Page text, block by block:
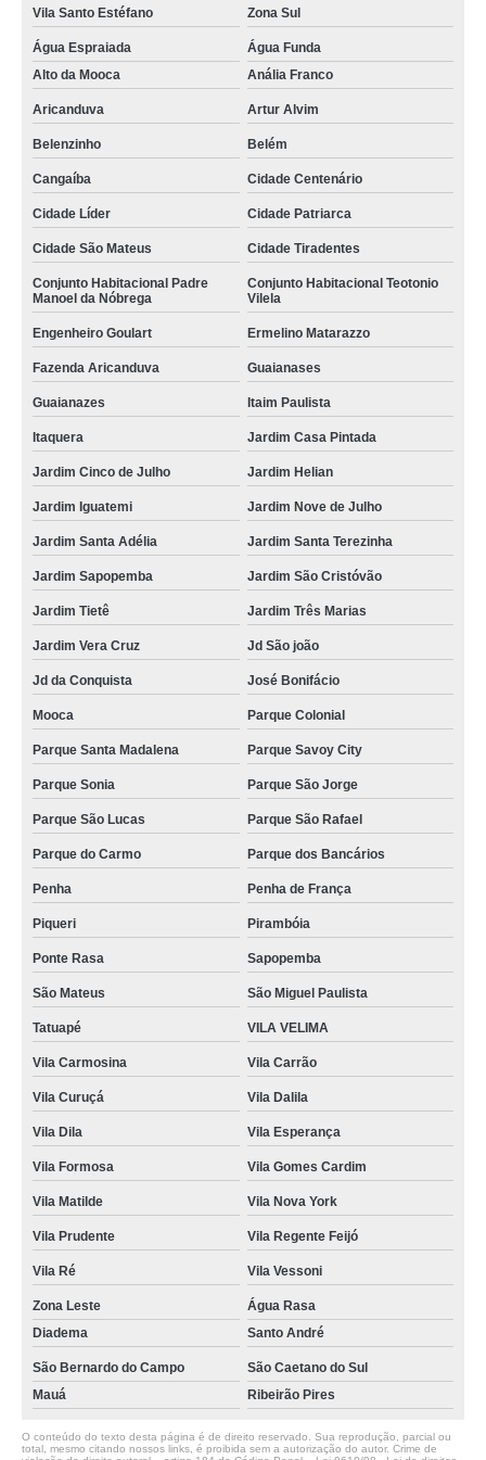
onde compro piso vinílico click 4mm Vila Olímpia
onde comprar piso vinílico click 4mm Jardim Sapopemba
onde comprar piso vinílico click cozinha Parque Bristol
piso vinílico click banheiro M'Boi Mirim
onde comprar piso vinílico click comercial Água Rasa
piso vinílico click lavabo Jardim Suzana
onde compro piso vinílico click comercial Cangaíba
onde comprar piso vinílico click lavabo Morumbi
piso vinílico click comercial Grajau
onde comprar piso de vinílico click Jd São joão
piso vinílico click comercial Jardim Morumbi
pisos vinílicos click 5mm Cidade Patriarca
piso vinílico click carvalho valor Jardim Maria Estela
pisos vinílicos click cozinha Grajau
Vila Santo Estéfano Zona Sul
Água Espraiada
Água Funda
Alto da Mooca
Anália Franco
Aricanduva Artur Alvim
Belenzinho Belém
Cangaíba Cidade Centenário
Cidade Líder Cidade Patriarca
Cidade São Mateus Cidade Tiradentes
Conjunto Habitacional Padre
Manoel da Nóbrega
Conjunto Habitacional Teotonio
Vilela
Engenheiro Goulart Ermelino Matarazzo
Fazenda Aricanduva Guaianases
Guaianazes Itaim Paulista
Itaquera Jardim Casa Pintada
Jardim Cinco de Julho Jardim Helian
Jardim Iguatemi Jardim Nove de Julho
Jardim Santa Adélia Jardim Santa Terezinha
Jardim Sapopemba Jardim São Cristóvão
Jardim Tietê Jardim Três Marias
Jardim Vera Cruz Jd São joão
Jd da Conquista José Bonifácio
Mooca Parque Colonial
Parque Santa Madalena Parque Savoy City
Parque Sonia Parque São Jorge
Parque São Lucas Parque São Rafael
Parque do Carmo Parque dos Bancários
Penha Penha de França
Piqueri Pirambóia
Ponte Rasa Sapopemba
São Mateus São Miguel Paulista
Tatuapé VILA VELIMA
Vila Carmosina Vila Carrão
Vila Curuçá Vila Dalila
Vila Dila Vila Esperança
Vila Formosa Vila Gomes Cardim
Vila Matilde Vila Nova York
Vila Prudente Vila Regente Feijó
Vila Ré Vila Vessoni
Zona Leste
Água Rasa
Diadema
Santo André
São Bernardo do Campo
São Caetano do Sul
Mauá
Ribeirão Pires
O conteúdo do texto desta página é de direito reservado. Sua reprodução, parcial ou
total, mesmo citando nossos links, é proibida sem a autorização do autor. Crime de